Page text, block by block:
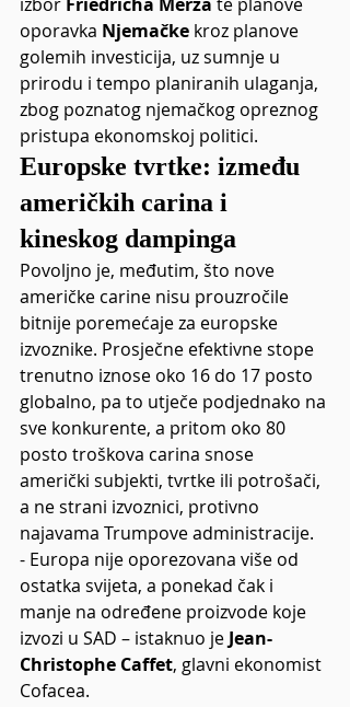
oporavka Njemačke kroz planove
golemih investicija, uz sumnje u
prirodu i tempo planiranih ulaganja,
zbog poznatog njemačkog opreznog
pristupa ekonomskoj politici.
Europske tvrtke: između
američkih carina i
kineskog dampinga
Povoljno je, međutim, što nove
američke carine nisu prouzročile
bitnije poremećaje za europske
izvoznike. Prosječne efektivne stope
trenutno iznose oko 16 do 17 posto
globalno, pa to utječe podjednako na
sve konkurente, a pritom oko 80
posto troškova carina snose
američki subjekti, tvrtke ili potrošači,
a ne strani izvoznici, protivno
najavama Trumpove administracije.
- Europa nije oporezovana više od
ostatka svijeta, a ponekad čak i
manje na određene proizvode koje
izvozi u SAD – istaknuo je Jean-
Christophe Caffet, glavni ekonomist
Cofacea.